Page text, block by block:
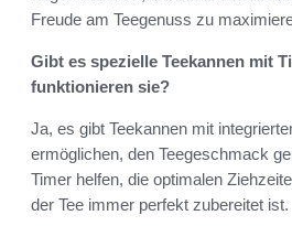
Freude am Teegenuss zu
Gibt es spezielle Teekannen mit
funktionieren sie?
Ja, es gibt Teekannen mit
ermöglichen, den Teegeschmack
Timer helfen, die optimalen
der Tee immer perfekt zubereitet ist.